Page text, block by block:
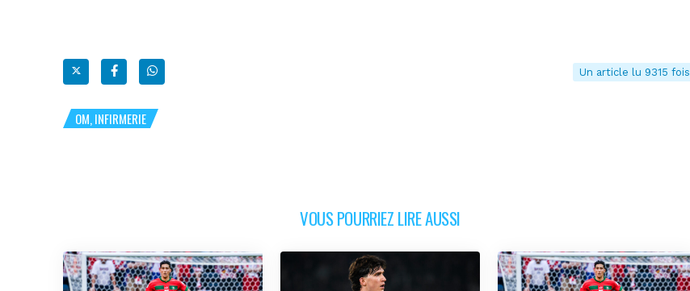
Un article lu 9315 fois
OM, INFIRMERIE
VOUS POURRIEZ LIRE AUSSI